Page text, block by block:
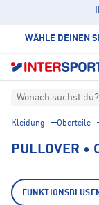
WÄHLE DEINEN
Wonach suchst du?
Kleidung Oberteile
PULLOVER •
FUNKTIONSBLUSEN